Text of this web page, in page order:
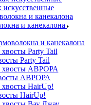
искусственные
и канекалона
и канекалона
Party Tail
АВРОРА
HairUp!